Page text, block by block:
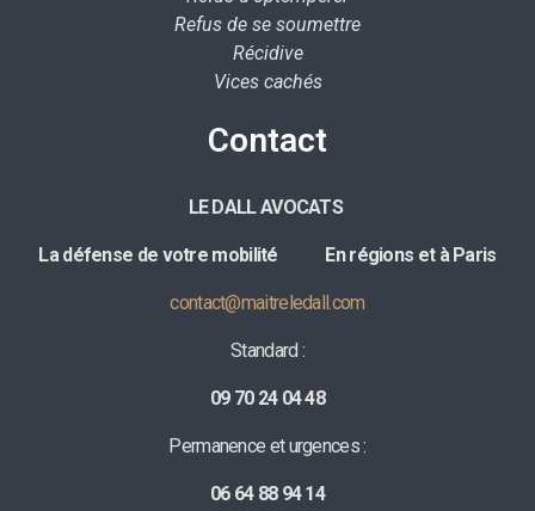
Refus de se soumettre
Récidive
Vices cachés
Contact
LE DALL AVOCATS
La défense de votre mobilité En régions et à Paris
contact@maitreledall.com
Standard :
09 70 24 04 48
Permanence et urgences :
06 64 88 94 14